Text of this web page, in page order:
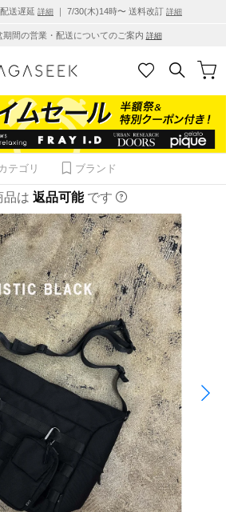
送遅延 詳細 ｜ 7/30(木)14時〜 送料改訂 詳細
期間の営業・配送についてのご案内 詳細
カテゴリ ブランド
品は 返品可能 です